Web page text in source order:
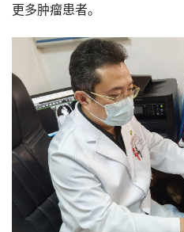
更多肿瘤患者。